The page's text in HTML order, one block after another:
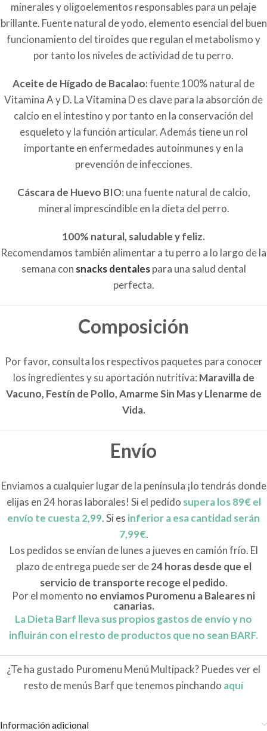
minerales y oligoelementos responsables para un pelaje
brillante. Fuente natural de yodo, elemento esencial del buen
funcionamiento del tiroides que regulan el metabolismo y
por tanto los niveles de actividad de tu perro.
Aceite de Hígado de Bacalao:fuente 100% natural de
Vitamina A y D. La Vitamina D es clave para la absorción de
calcio en el intestino y por tanto en la conservación del
esqueleto y la función articular. Además tiene un rol
importante en enfermedades autoinmunes y en la
prevención de infecciones.
Cáscara de Huevo BIO: una fuente natural de calcio,
mineral imprescindible en la dieta del perro.
100% natural, saludable y feliz.
Recomendamos también alimentar a tu perro a lo largo de la
semana con snacks dentalespara una salud dental
perfecta.
Composición
Por favor, consulta los respectivos paquetes para conocer
los ingredientes y su aportación nutritiva: Maravilla de
Vacuno, Festín de Pollo, Amarme Sin Mas y Llenarme de
Vida.
Envío
Enviamos a cualquier lugar de la península ¡lo tendrás donde
elijas en 24 horas laborales! Si el pedido supera los 89€ el
envío te cuesta 2,99. Si es inferior a esa cantidad serán
7,99€.
Los pedidos se envían de lunes a jueves en camión frío. El
plazo de entrega puede ser de24 horas desde que el
servicio de transporte recoge el pedido.
Por el momento no enviamos Puromenu a Baleares ni
canarias.
La Dieta Barf lleva sus propios gastos de envío y no
influirán con el resto de productos que no sean BARF.
¿Te ha gustado Puromenu Menú Multipack? Puedes ver el
resto de menús Barf que tenemos pinchando aquí
Información adicional